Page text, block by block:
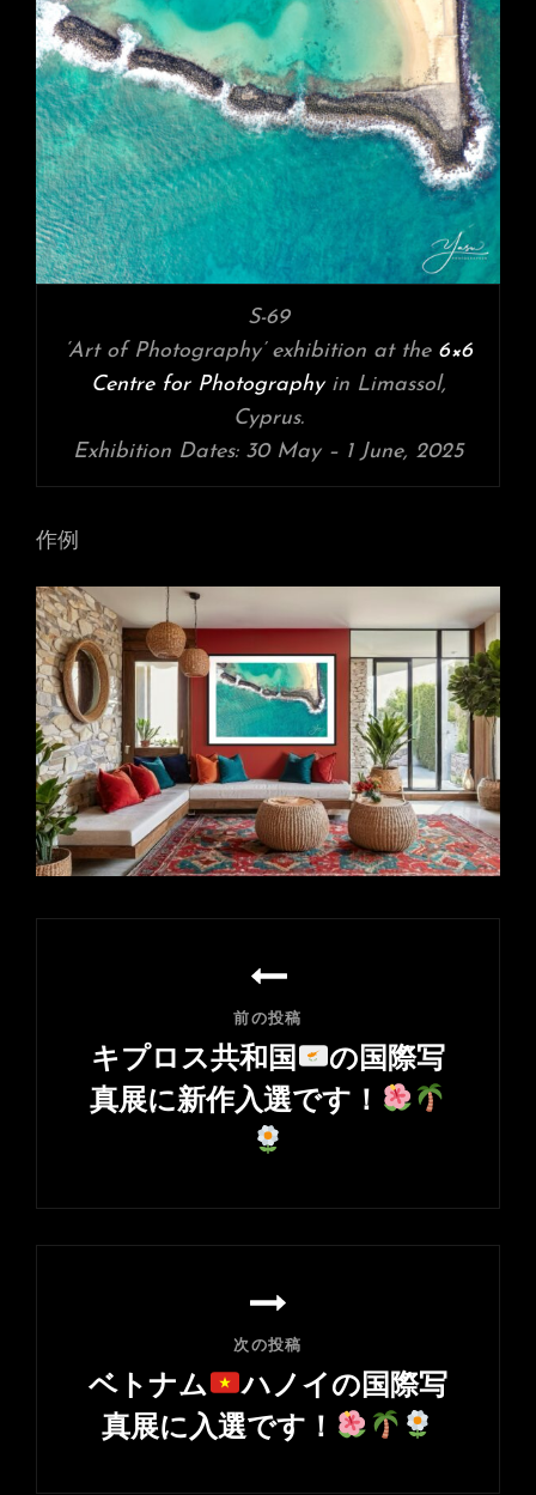
S-69
‘Art of Photography’ exhibition at the 6×6
Centre for Photographyin Limassol,
Cyprus.
Exhibition Dates: 30 May – 1 June, 2025
作例
ョ
ン
前の投稿
キプロス共和国
の国際写
真展に新作入選です！
の
投
次の投稿
ベトナム
ハノイの国際写
真展に入選です！